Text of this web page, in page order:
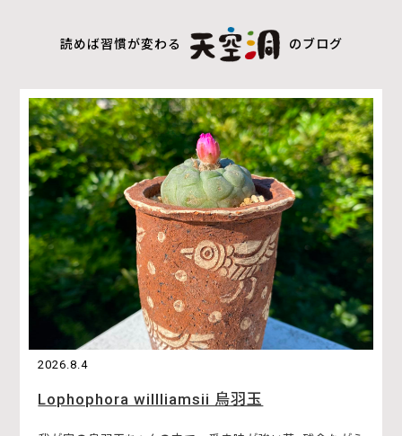
読めば習慣が変わる のブログ
2026.8.4
Lophophora willliamsii 烏羽玉